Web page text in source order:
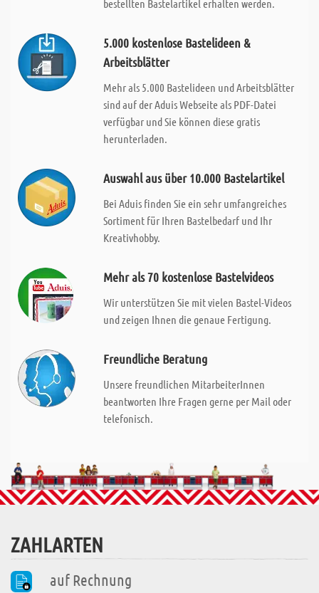
bestellten Bastelartikel erhalten werden.
5.000 kostenlose Bastelideen &
Arbeitsblätter
Mehr als 5.000 Bastelideen und Arbeitsblätter
sind auf der Aduis Webseite als PDF-Datei
verfügbar und Sie können diese gratis
herunterladen.
Auswahl aus über 10.000 Bastelartikel
Bei Aduis finden Sie ein sehr umfangreiches
Sortiment für Ihren Bastelbedarf und Ihr
Kreativhobby.
Mehr als 70 kostenlose Bastelvideos
Wir unterstützen Sie mit vielen Bastel-Videos
und zeigen Ihnen die genaue Fertigung.
Freundliche Beratung
Unsere freundlichen MitarbeiterInnen
beantworten Ihre Fragen gerne per Mail oder
telefonisch.
ZAHLARTEN
auf Rechnung